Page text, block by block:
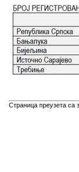
Страница преузета са